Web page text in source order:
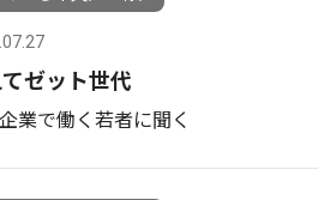
ゼット世代
業で働く若者に聞く